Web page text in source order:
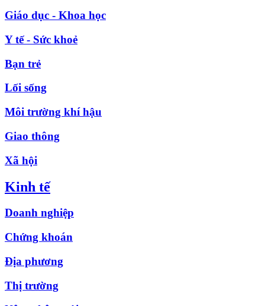
Giáo dục - Khoa học
Y tế - Sức khoẻ
Bạn trẻ
Lối sống
Môi trường khí hậu
Giao thông
Xã hội
Kinh tế
Doanh nghiệp
Chứng khoán
Địa phương
Thị trường